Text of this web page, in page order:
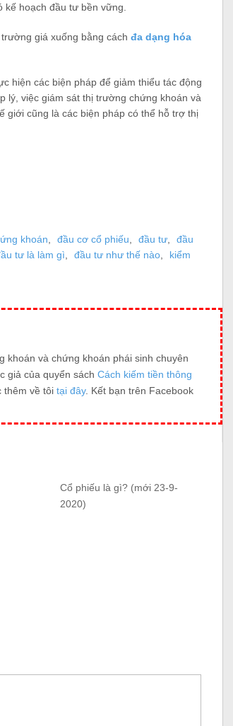
hoạch đầu tư bền vững.
giá xuống bằng cách đa dạng hóa
hiện các biện pháp để giảm thiểu tác động
lý, việc giám sát thị trường chứng khoán và
giới cũng là các biện pháp có thể hỗ trợ thị
khoán đầu cơ cổ phiếu đầu tư,
đầu
tư là làm gì đầu tư như thế nào,
kiểm
khoán và chứng khoán phái sinh chuyên
giả của quyển sách Cách kiếm tiền thông
thêm về tôi tại đây. Kết bạn trên Facebook
Cổ phiếu là gì? (mới 23-9-
2020)